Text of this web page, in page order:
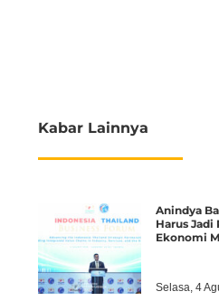
Kabar Lainnya
Anindya
Harus
Ekonomi
Selasa, 4